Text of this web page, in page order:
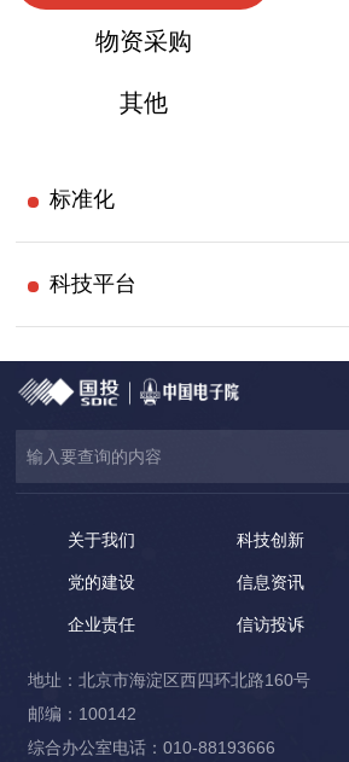
物资采购
其他
标准化
科技平台
关于我们 科技创新
党的建设 信息资讯
企业责任 信访投诉
地址：北京市海淀区西四环北路160号
邮编：100142
综合办公室电话：010-88193666